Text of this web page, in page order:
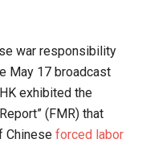
war responsibility
May 17 broadcast
exhibited the
(FMR) that
Chineseforced labor